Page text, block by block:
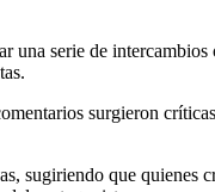
una serie de
surgieron
sugiriendo que